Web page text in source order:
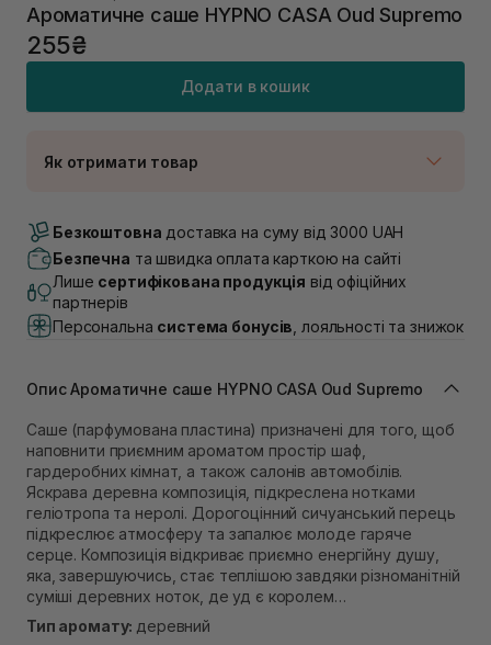
Ароматичне саше HYPNO CASA Oud Supremo
255₴
Додати в кошик
Як отримати товар
Немає в наявності!
В наявності
Самовивіз м. Львів, вул. Академіка Підстригача, 1В
(Duck’s Lake)
Немає в наявності!
Самовивіз м. Львів, вул. Степана Бандери 45
В наявності
Самовивіз м. Рівне, вул. 16-го Липня, 15
В наявності
Самовивіз м. Рівне, вул. Кулика і Гудачека 23 (ТЦ
Екватор)
Немає в наявності!
Безкоштовна доставка на суму від 3000 UAH
Безпечна та швидка оплата карткою на сайті
Лише сертифікована продукція від офіційних
партнерів
Персональна система бонусів , лояльності та знижок
Опис Ароматичне саше HYPNO CASA Oud Supremo
Саше (парфумована пластина) призначені для того, щоб
наповнити приємним ароматом простір шаф,
гардеробних кімнат, а також салонів автомобілів.
Яскрава деревна композиція, підкреслена нотками
геліотропа та неролі. Дорогоцінний сичуанський перець
підкреслює атмосферу та запалює молоде гаряче
серце. Композиція відкриває приємно енергійну душу,
яка, завершуючись, стає теплішою завдяки різноманітній
суміші деревних ноток, де уд є королем…
Тип аромату: деревний